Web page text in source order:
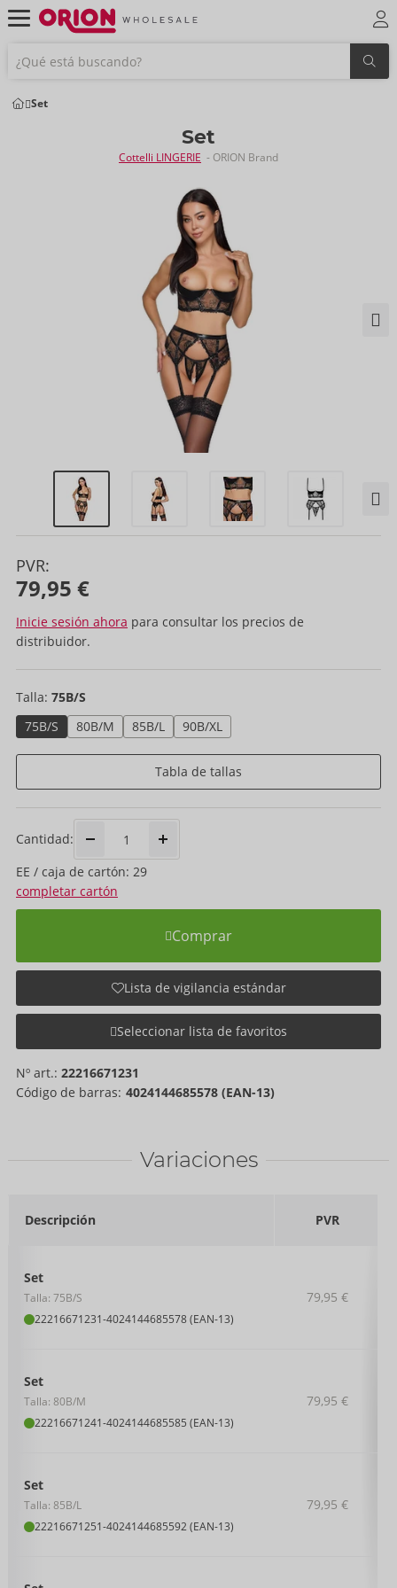
Set
Set
Cottelli LINGERIE - ORION Brand
PVR:
79,95 €
Inicie sesión ahora para consultar los precios de
distribuidor.
Talla: 75B/S
75B/S
80B/M 85B/L 90B/XL
Tabla de tallas
Cantidad:
EE / caja de cartón: 29
completar cartón
Comprar
Lista de vigilancia estándar
Seleccionar lista de favoritos
Nº art.: 22216671231
Código de barras: 4024144685578 (EAN-13)
Variaciones
Descripción PVR
Set
Talla: 75B/S
22216671231-4024144685578 (EAN-13)
79,95 €
Set
Talla: 80B/M
22216671241-4024144685585 (EAN-13)
79,95 €
Set
Talla: 85B/L
22216671251-4024144685592 (EAN-13)
79,95 €